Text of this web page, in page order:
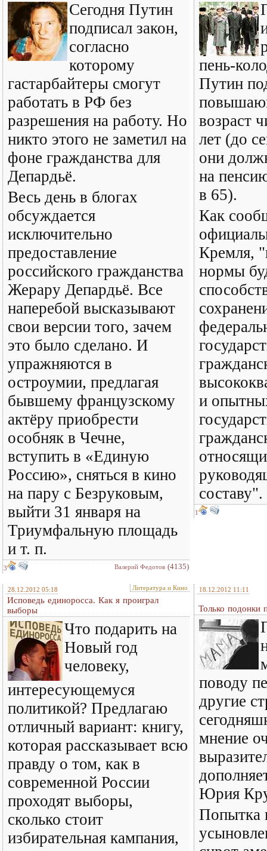
Сегодня Путин
подписал закон,
согласно
которому
гастарбайтеры смогут
работать в РФ без
разрешения на работу. Но
никто этого не заметил на
фоне гражданства для
Депардьё.
Весь день в блогах
обсуждается
исключительно
предоставление
российского гражданства
Жерару Депардьё. Все
наперебой высказывают
свои версии того, зачем
это было сделано. И
упражняются в
остроумии, предлагая
бывшему французскому
актёру приобрести
особняк в Чечне,
вступить в «Единую
Россию», сняться в кино
на пару с Безруковым,
выйти 31 января на
Триумфальную площадь
и т. п.
3 Валерий Федотов (4135)
пень-
Путин
возраст
лет (до
они
на
в 65).
Как
Кремля,
нормы
и
составу".
1
28.12.2012 05:18 Литература и Кино
Исповедь единоросса. Как я проиграл
выборы
Что подарить на
Новый год
человеку,
интересующемуся
политикой? Предлагаю
отличный вариант: книгу,
которая рассказывает всю
правду о том, как в
современной России
проходят выборы,
сколько стоит
избирательная кампания,
18.12.2012 11:11
Только подонки
поводу
другие
мнение
Юрия
Попытка